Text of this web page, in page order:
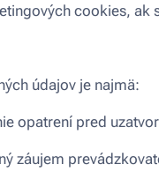
cookies, ak
údajov je najmä:
opatrení pred
záujem